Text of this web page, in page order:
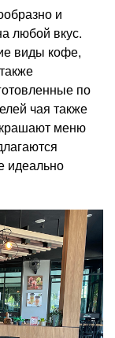
и
любой вкус.
виды кофе,
по
чая также
меню
идеально